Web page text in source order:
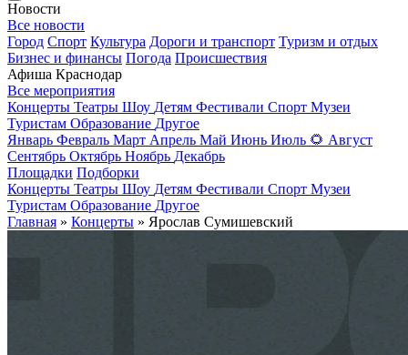
Новости
Все новости
Город Спорт Культура Дороги и транспорт Туризм и отдых
Бизнес и финансы Погода Происшествия
Афиша Краснодар
Все мероприятия
Концерты Театры Шоу Детям Фестивали Спорт Музеи
Туристам Образование Другое
Январь Февраль Март Апрель Май Июнь Июль 🌻 Август
Сентябрь Октябрь Ноябрь Декабрь
Площадки Подборки
Концерты Театры Шоу Детям Фестивали Спорт Музеи
Туристам Образование Другое
Главная » Концерты » Ярослав Сумишевский